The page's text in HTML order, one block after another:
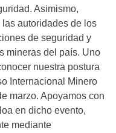
Asimismo,
autoridades de los
de seguridad y
mineras del país. Uno
nuestra postura
Internacional Minero
marzo. Apoyamos con
en dicho evento,
mediante